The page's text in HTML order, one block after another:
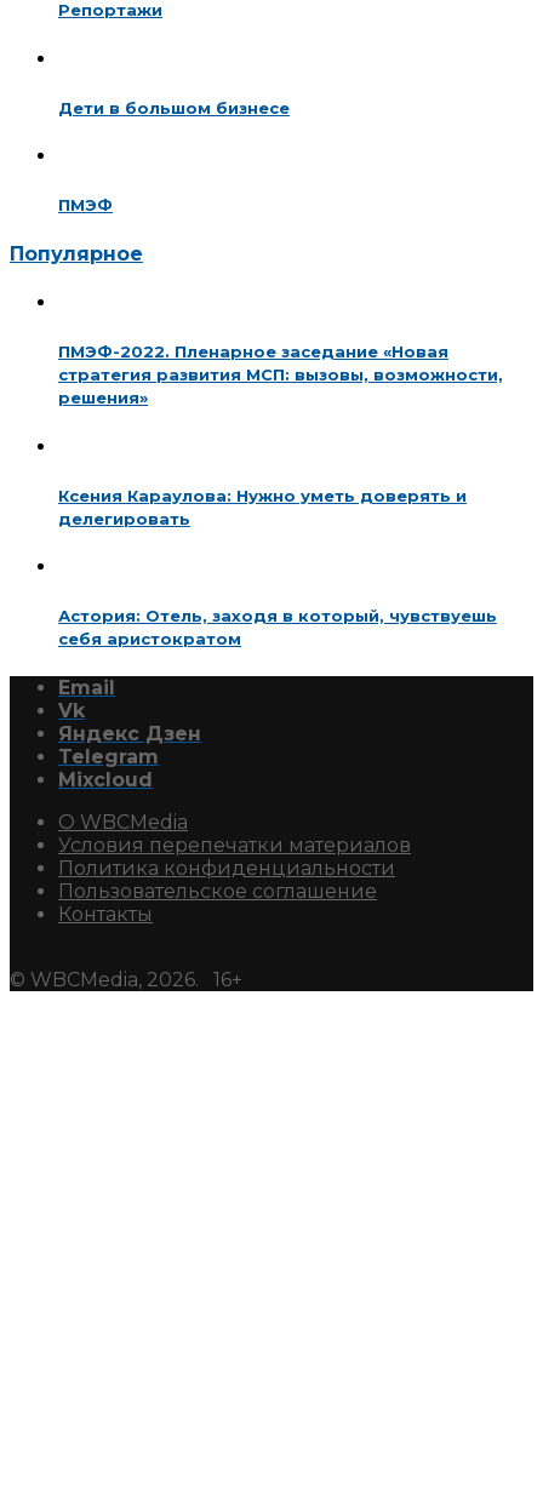
Репортажи
Дети в большом бизнесе
ПМЭФ
Популярное
ПМЭФ-2022. Пленарное заседание «Новая
стратегия развития МСП: вызовы, возможности,
решения»
Ксения Караулова: Нужно уметь доверять и
делегировать
Астория: Отель, заходя в который, чувствуешь
себя аристократом
Email
Vk
Яндекс Дзен
Telegram
Mixcloud
О WBCMedia
Условия перепечатки материалов
Политика конфиденциальности
Пользовательское соглашение
Контакты
© WBCMedia, 2026. 16+